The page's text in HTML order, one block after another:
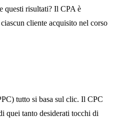
questi risultati? Il CPA è
cliente acquisito nel corso
tutto si basa sul clic. Il CPC
quei tanto desiderati tocchi di